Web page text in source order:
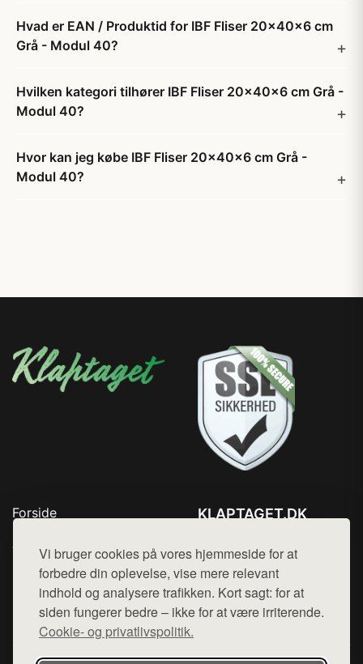
Vi bruger cookies på vores hjemmeside for at
forbedre din oplevelse, vise mere relevant
indhold og analysere trafikken. Kort sagt: for at
siden fungerer bedre – ikke for at være irriterende.
Cookie- og privatlivspolitik.
Hvad er EAN / Produktid for IBF Fliser 20x40x6 cm
Grå - Modul 40?
Hvilken kategori tilhører IBF Fliser 20x40x6 cm Grå -
Modul 40?
Hvor kan jeg købe IBF Fliser 20x40x6 cm Grå -
Modul 40?
Forside
Top Rabatter
Blog
Kontakt
KLAPTAGET.DK
Mail: hej@want.dk
Cookie- og privatlivspolitik